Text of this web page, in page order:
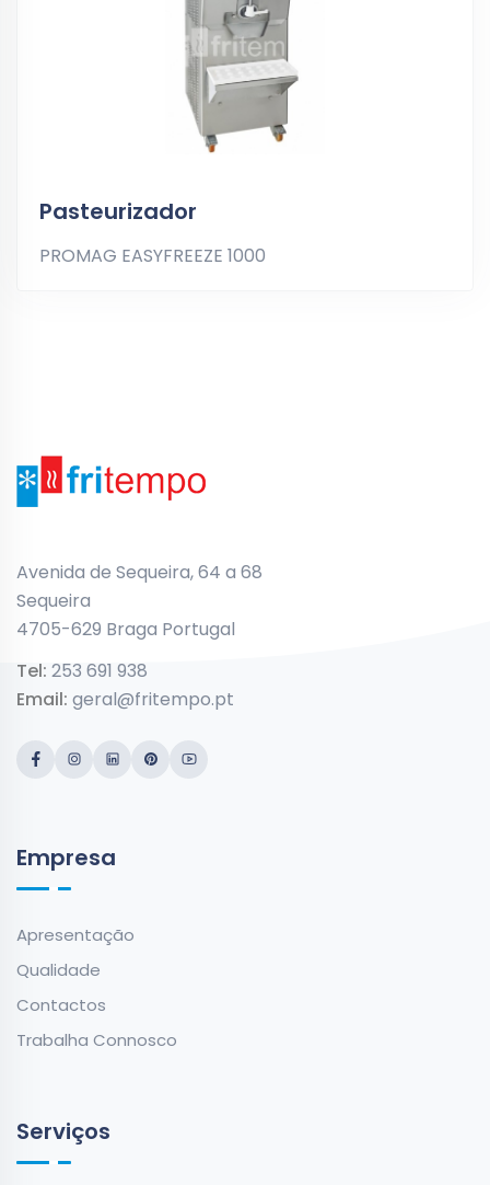
Pasteurizador
PROMAG EASYFREEZE 1000
Avenida de Sequeira, 64 a 68
Sequeira
4705-629 Braga Portugal
Tel: 253 691 938
Email: geral@fritempo.pt
Empresa
Apresentação
Qualidade
Contactos
Trabalha Connosco
Serviços